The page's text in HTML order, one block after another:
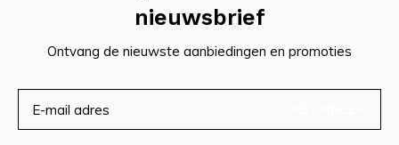
nieuwsbrief
Ontvang de nieuwste aanbiedingen en promoties